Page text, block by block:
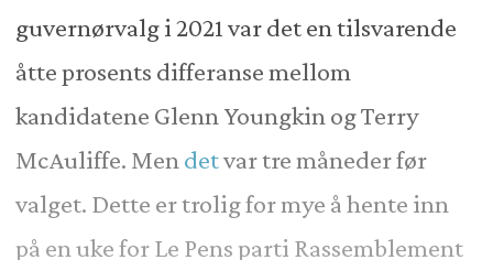
guvernørvalg i 2021 var det en tilsvarende
åtte prosents differanse mellom
kandidatene Glenn Youngkin og Terry
McAuliffe. Mendetvar tre måneder før
valget. Dette er trolig for mye å hente inn
på en uke for Le Pens parti Rassemblement